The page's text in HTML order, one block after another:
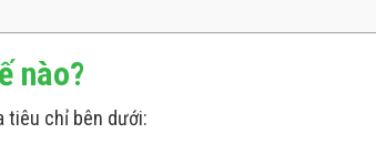
nào?
tiêu chỉ bên dưới: